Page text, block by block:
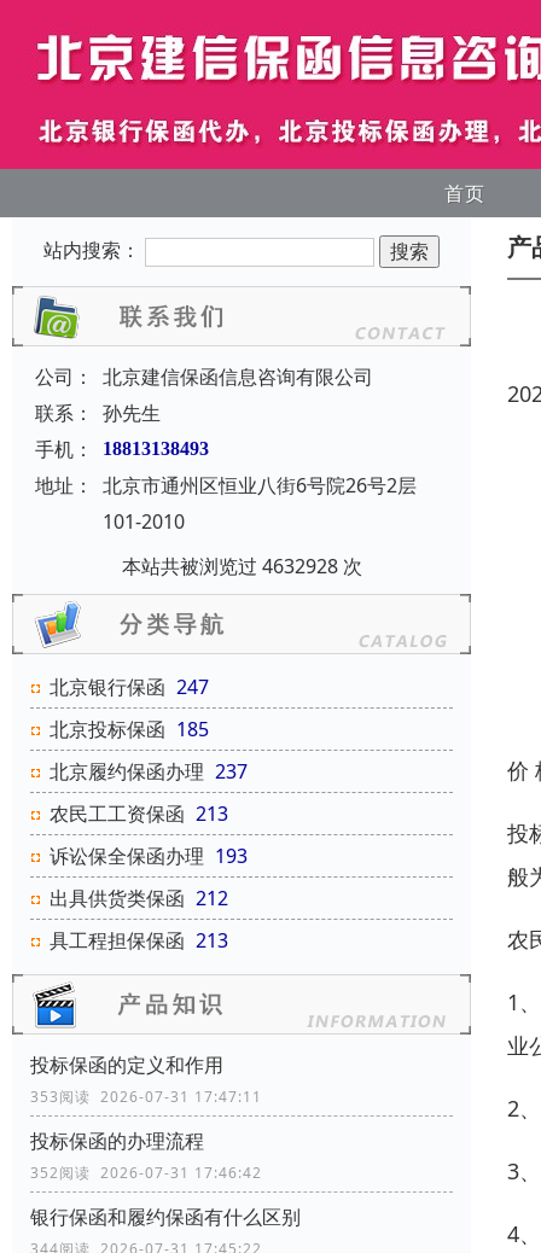
首页
站内搜索：
公司：
北京建信保函信息咨询有限公司
联系：
孙先生
手机：
18813138493
地址：
北京市通州区恒业八街6号院26号2层
101-2010
本站共被浏览过 4632928 次
北京银行保函 247
北京投标保函 185
北京履约保函办理 237
农民工工资保函 213
诉讼保全保函办理 193
出具供货类保函 212
具工程担保保函 213
投标保函的定义和作用
353阅读 2026-07-31 17:47:11
投标保函的办理流程
352阅读 2026-07-31 17:46:42
银行保函和履约保函有什么区别
产
价
投
般
农
1
业
2
3
4